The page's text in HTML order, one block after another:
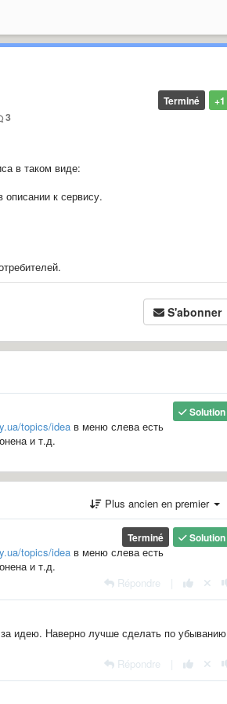
+1
Terminé
3
в таком виде:
к сервису.
S'abonner
Solution
topics/idea в меню слева есть
и т.д.
Plus ancien en premier
Solution
Terminé
topics/idea в меню слева есть
и т.д.
Répondre
идею. Наверно лучше сделать по убыванию
Répondre